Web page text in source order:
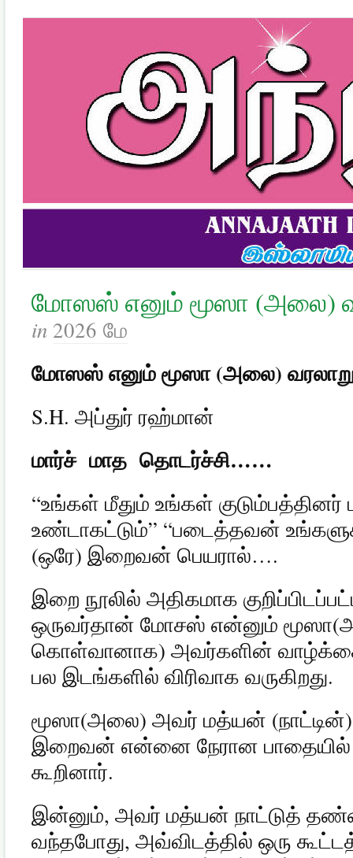
மோஸஸ் எனும் மூஸா (அலை)
in 2026 மே
மோஸஸ்எனும்மூஸா(அலை)
S.H. அப்துர் ரஹ்மான்
மார்ச் மாத தொடர்ச்சி……
“உங்கள் மீதும் உங்கள் குடும்பத்தினர்
உண்டாகட்டும்” “படைத்தவன்
(ஒரே) இறைவன் பெயரால்….
இறை நூலில் அதிகமாக
ஒருவர்தான் மோசஸ் என்னும் மூஸா(
கொள்வானாக) அவர்களின்
பல இடங்களில் விரிவாக வருகிறது.
மூஸா(அலை) அவர் மத்யன் (நாட்டின்
இறைவன் என்னை நேரான பாதையில்
கூறினார்.
இன்னும், அவர் மத்யன் நாட்டுத்
வந்தபோது, அவ்விடத்தில் ஒரு